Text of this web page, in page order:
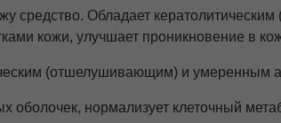
средство. Обладает
кожи, улучшает проникновение в
(отшелушивающим) и умеренным
оболочек, нормализует клеточный